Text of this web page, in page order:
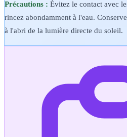
Précautions : Évitez le contact avec
rincez abondamment à l'eau.
à l'abri de la lumière directe du soleil.